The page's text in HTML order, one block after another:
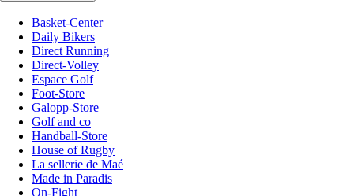
Basket-Center
Daily Bikers
Direct Running
Direct-Volley
Espace Golf
Foot-Store
Galopp-Store
Golf and co
Handball-Store
House of Rugby
La sellerie de Maé
Made in Paradis
On-Fight